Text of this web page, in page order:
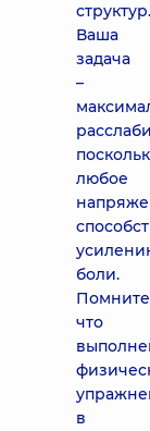
структур.
Ваша
задача
–
любое
боли.
что
в